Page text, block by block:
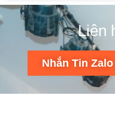
Liên
Nhắn Tin Zalo